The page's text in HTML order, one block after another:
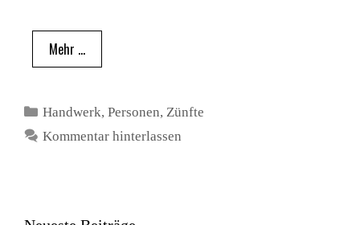
Mehr …
Kategorien
Handwerk,Personen, Zünfte
Kommentar hinterlassen